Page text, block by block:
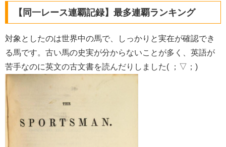
【同一レース連覇記録】最多連覇ランキング
対象としたのは世界中の馬で、しっかりと実在が確認でき
る馬です。古い馬の史実が分からないことが多く、英語が
苦手なのに英文の古文書を読んだりしました( ；▽；)